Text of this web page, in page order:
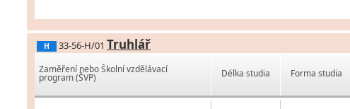
H 33-56-H/01 Truhlář
Zaměření nebo Školní vzdělávací
program (ŠVP) Délka studia Forma studia